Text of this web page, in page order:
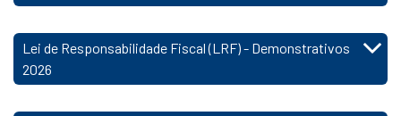
Lei de Responsabilidade Fiscal (LRF) - Demonstrativos
2026